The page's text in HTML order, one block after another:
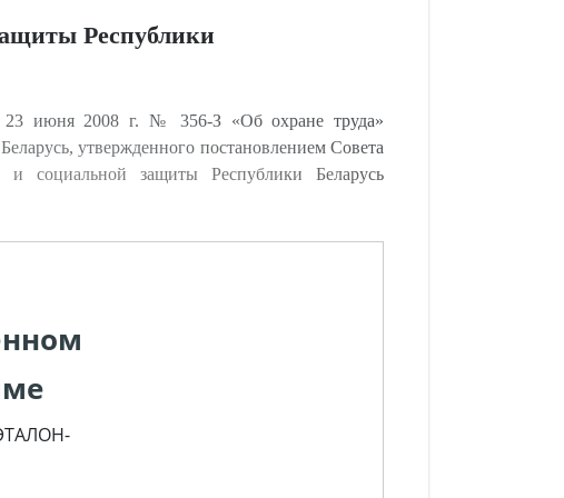
Республики
23 июня 2008 г. № 356-З «Об охране труда»
утвержденного постановлением Совета
социальной защиты Республики Беларусь